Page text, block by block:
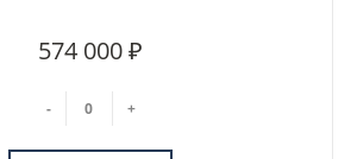
574 000 ₽
- +